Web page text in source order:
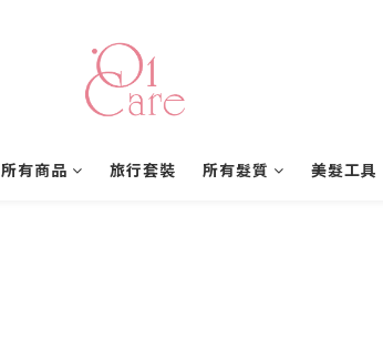
所有商品 旅行套裝 所有髮質 美髮工具